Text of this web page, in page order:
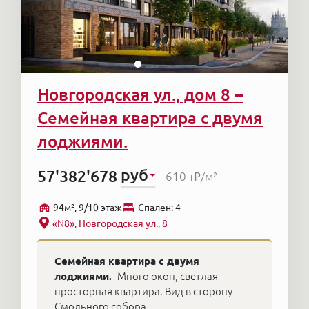
площадью привезли в санях Пушкина после
дуэли.
Здесь можно купить элитные апартаменты в
семейные квартиры — всё то, что по праву
можно назвать недвижимостью высшего
класса.
Границы Центрального района: стык
Обводного канала и Невы — Нева —
Адмиралтейский проспект — улица Гороховая
Звенигородская — Обводный канал.
Кроме МЕСТА на стоимость недвижимости
влияет состояние дома. Историческая
Новгородская ул., дом 8 –
Семейная квартира с двумя
лоджиями.
57'382'678 руб 610 т₽/м²
94м², 9/10 этаж
Cпален: 4
«N8», Новгородская ул., 8
Семейная квартира с двумя
лоджиями. Много окон, светлая
просторная квартира. Вид в сторону
Смольного собора.